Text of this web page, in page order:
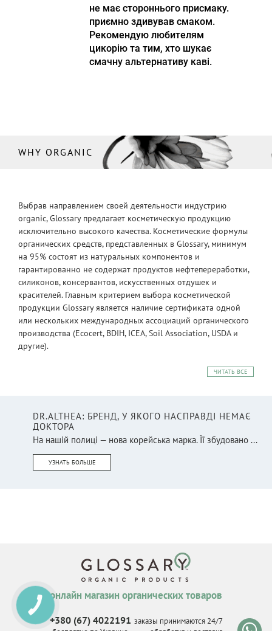
не має стороннього присмаку.
приємно здивував смаком.
Рекомендую любителям
цикорію та тим, хто шукає
смачну альтернативу каві.
WHY ORGANIC
Выбрав направлением своей деятельности индустрию
organic, Glossary предлагает косметическую продукцию
исключительно высокого качества. Косметические формулы
органических средств, представленных в Glossary, минимум
на 95% состоят из натуральных компонентов и
гарантированно не содержат продуктов нефтепереработки,
силиконов, консервантов, искусственных отдушек и
красителей. Главным критерием выбора косметической
продукции Glossary является наличие сертификата одной
или нескольких международных ассоциаций органического
производства (Ecocert, BDIH, ICEA, Soil Association, USDA и
другие).
ЧИТАТЬ ВСЕ
DR.ALTHEA: БРЕНД, У ЯКОГО НАСПРАВДІ НЕМАЄ
ДОКТОРА
На нашій полиці — нова корейська марка. Її збудовано ...
УЗНАТЬ БОЛЬШЕ
онлайн магазин органических товаров
+380 (67) 4022191 заказы принимаются 24/7
КНОПКА
СВЯЗИ